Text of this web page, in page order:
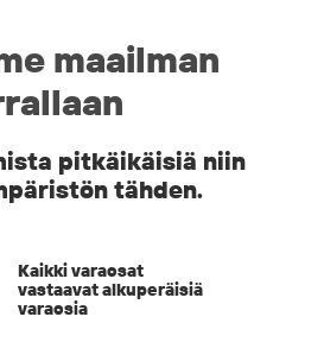
maailman
pitkäikäisiä niin
tähden.
Kaikki varaosat
vastaavat alkuperäisiä
varaosia